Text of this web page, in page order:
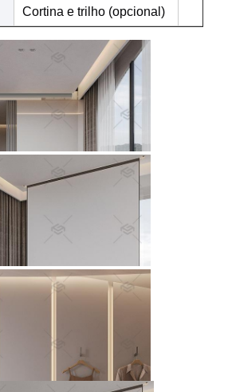
Cortina e trilho (opcional)